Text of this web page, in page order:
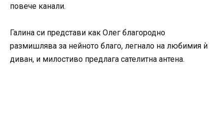
повече канали.
Галина си представи как Олег благородно
размишлява за нейното благо, легнало на любимия ѝ
диван, и милостиво предлага сателитна антена.